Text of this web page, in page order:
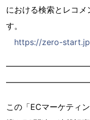
における検索とレコメ
す。
https://zero-
この「ECマーケティ